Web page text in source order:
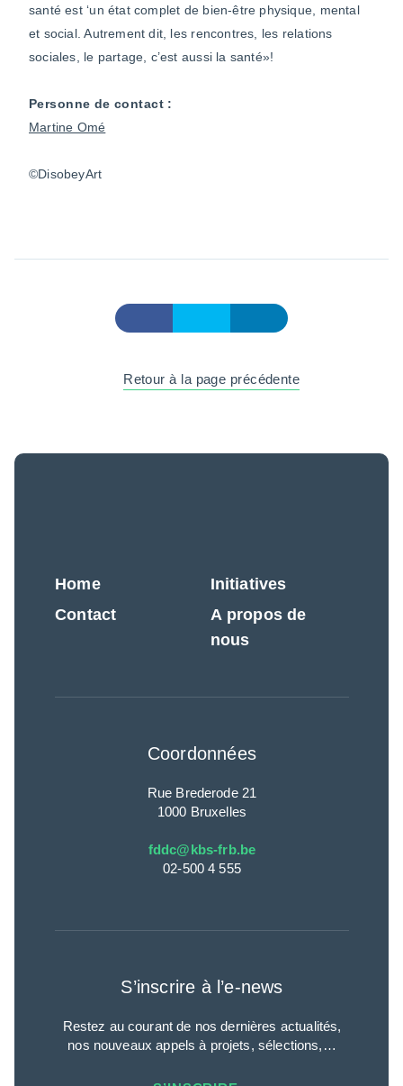
santé est ‘un état complet de bien-être physique, mental
et social. Autrement dit, les rencontres, les relations
sociales, le partage, c’est aussi la santé»!
Personne de contact :
Martine Omé
©DisobeyArt
Retour à la page précédente
Home
Contact
Initiatives
A propos de
nous
Coordonnées
Rue Brederode 21
1000 Bruxelles
fddc@kbs-frb.be
02-500 4 555
S’inscrire à l’e-news
Restez au courant de nos dernières actualités,
nos nouveaux appels à projets, sélections,…